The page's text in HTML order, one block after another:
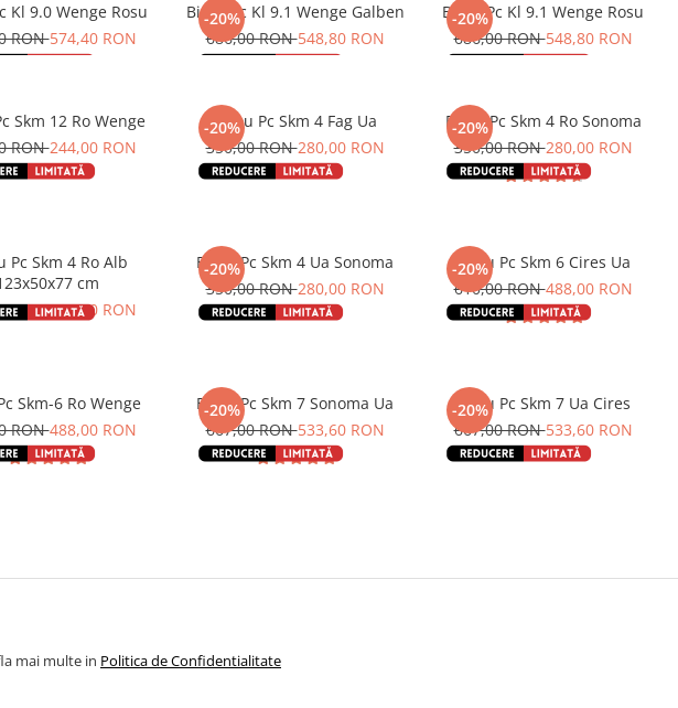
Kl 9.0 Wenge Rosu
RON574,40 RON
-20%
Birou Pc Kl 9.1 Wenge Galben
686,00 RON548,80 RON
-20%
Birou Pc Kl 9.1 Wenge Rosu
686,00 RON548,80 RON
Skm 12 Ro Wenge
RON244,00 RON
-20%
Birou Pc Skm 4 Fag Ua
350,00 RON280,00 RON
-20%
Birou Pc Skm 4 Ro Sonoma
350,00 RON280,00 RON
Skm 4 Ro Alb
cm
RON280,00 RON
-20%
Birou Pc Skm 4 Ua Sonoma
350,00 RON280,00 RON
-20%
Birou Pc Skm 6 Cires Ua
610,00 RON488,00 RON
Skm-6 Ro Wenge
RON488,00 RON
-20%
Birou Pc Skm 7 Sonoma Ua
667,00 RON533,60 RON
-20%
Birou Pc Skm 7 Ua Cires
667,00 RON533,60 RON
mai multe in Politica de Confidentialitate